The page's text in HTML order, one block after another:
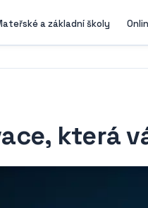
a základní školy
která